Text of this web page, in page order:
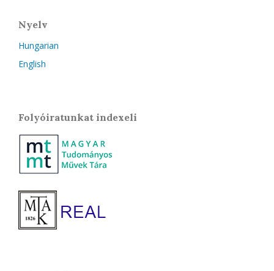
Nyelv
Hungarian
English
Folyóiratunkat indexeli